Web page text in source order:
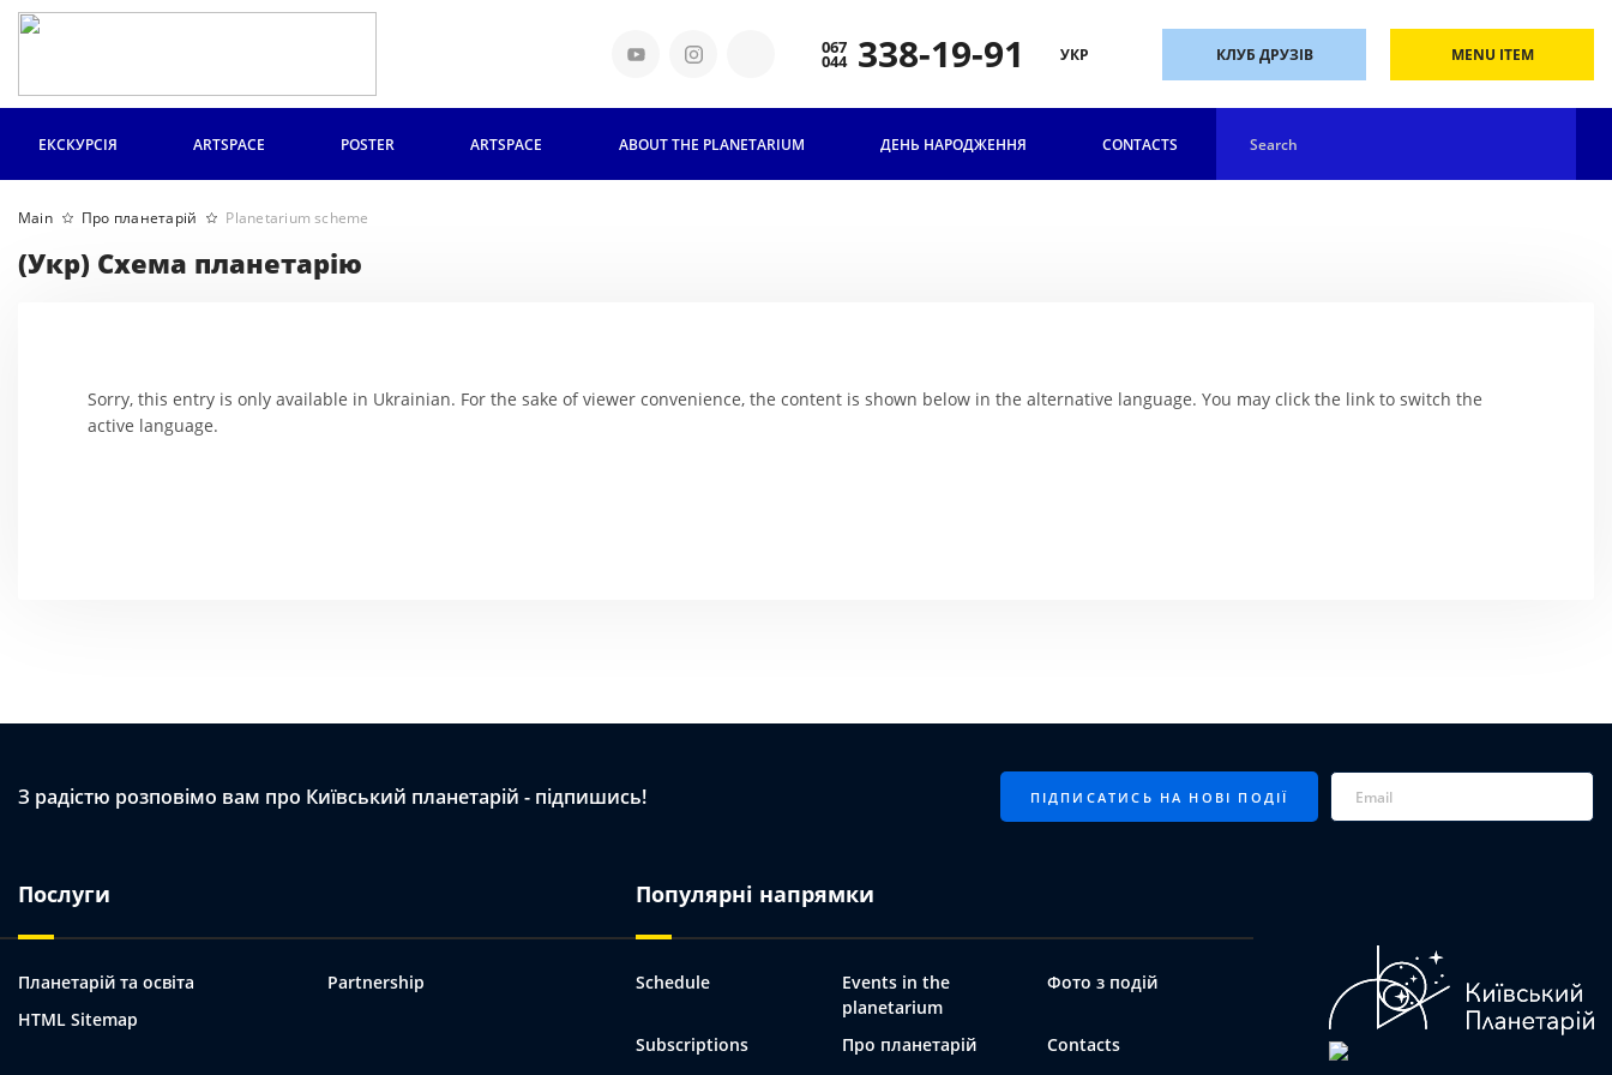
338-19-91 УКР КЛУБ ДРУЗІВ MENU ITEM
ЕКСКУРСІЯ ARTSPACE POSTER ARTSPACE ABOUT THE PLANETARIUM
TICKETS AND PRICES
МАГАЗИН КОСМІЧНИХ СУВЕНІРІВ
ПРОТИЕПІДЕМІЧНИХ ЗАХОДІВ
ДЕНЬ НАРОДЖЕННЯ CONTACTS
Main Про планетарій Planetarium scheme
(Укр) Схема планетарію
Sorry, this entry is only available in Ukrainian. For the sake of viewer convenience, the content is shown below in the alternative language. You may click the link to switch the
active language.
З радістю розповімо вам про Київський планетарій - підпишись!
Послуги
Планетарій та освіта
Partnership
HTML Sitemap
Популярні напрямки
Schedule
Events in the
planetarium
Фото з подій
Subscriptions Про планетарій Contacts